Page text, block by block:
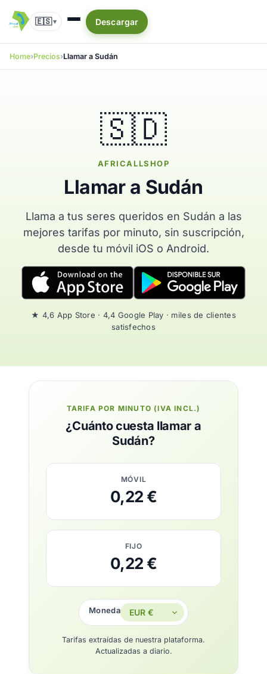
🇪🇸▾ Descargar
Home Precios Llamar a Sudán
🇸🇩
AFRICALLSHOP
Llamar a Sudán
Llama a tus seres queridos en Sudán a las
mejores tarifas por minuto, sin suscripción,
desde tu móvil iOS o Android.
★ 4,6 App Store · 4,4 Google Play · miles de clientes
satisfechos
TARIFA POR MINUTO (IVA INCL.)
¿Cuánto cuesta llamar a
Sudán?
MÓVIL
0,22 €
FIJO
0,22 €
Moneda
Tarifas extraídas de nuestra plataforma.
Actualizadas a diario.